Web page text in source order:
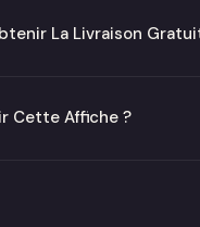
La Livraison
Cette Affiche ?